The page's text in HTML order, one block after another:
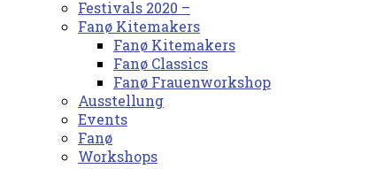
Festivals 2020 –
Fanø Kitemakers
Fanø Kitemakers
Fanø Classics
Fanø Frauenworkshop
Ausstellung
Events
Fanø
Workshops